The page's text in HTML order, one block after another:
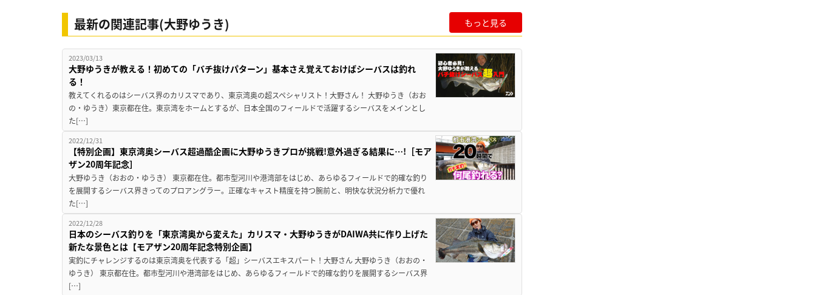
最新の関連記事(大野ゆうき) もっと見る
2023/03/13
大野ゆうきが教える！初めての「バチ抜けパターン」基本さえ覚えておけばシーバスは釣れ
る！
教えてくれるのはシーバス界のカリスマであり、東京湾奥の超スペシャリスト！大野さん！ 大野ゆうき（おお
の・ゆうき）東京都在住。東京湾をホームとするが、日本全国のフィールドで活躍するシーバスをメインとし
た[…]
2022/12/31
【特別企画】東京湾奥シーバス超過酷企画に大野ゆうきプロが挑戦!意外過ぎる結果に…!［モア
ザン20周年記念］
大野ゆうき（おおの・ゆうき） 東京都在住。都市型河川や港湾部をはじめ、あらゆるフィールドで的確な釣り
を展開するシーバス界きってのプロアングラー。正確なキャスト精度を持つ腕前と、明快な状況分析力で優れ
た[…]
2022/12/28
日本のシーバス釣りを「東京湾奥から変えた」カリスマ・大野ゆうきがDAIWA共に作り上げた
新たな景色とは【モアザン20周年記念特別企画】
実釣にチャレンジするのは東京湾奥を代表する「超」シーバスエキスパート！大野さん 大野ゆうき（おおの・
ゆうき） 東京都在住。都市型河川や港湾部をはじめ、あらゆるフィールドで的確な釣りを展開するシーバス界
[…]